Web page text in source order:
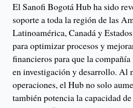
El Sanofi Bogotá Hub ha sido
soporte a toda la región de las
Latinoamérica, Canadá y
para optimizar procesos y
financieros para que la
en investigación y desarrollo. Al
operaciones, el Hub no solo
también potencia la capacidad